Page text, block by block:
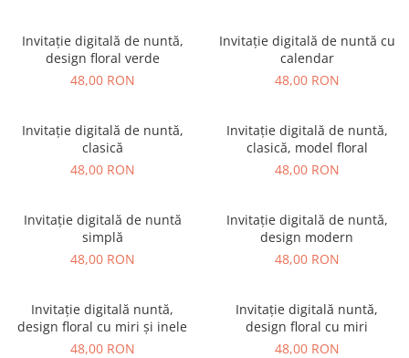
Invitație digitală de nuntă,
design floral verde
48,00 RON
Invitație digitală de nuntă cu
calendar
48,00 RON
Invitație digitală de nuntă,
clasică
48,00 RON
Invitație digitală de nuntă,
clasică, model floral
48,00 RON
Invitație digitală de nuntă
simplă
48,00 RON
Invitație digitală de nuntă,
design modern
48,00 RON
Invitație digitală nuntă,
design floral cu miri și inele
48,00 RON
Invitație digitală nuntă,
design floral cu miri
48,00 RON